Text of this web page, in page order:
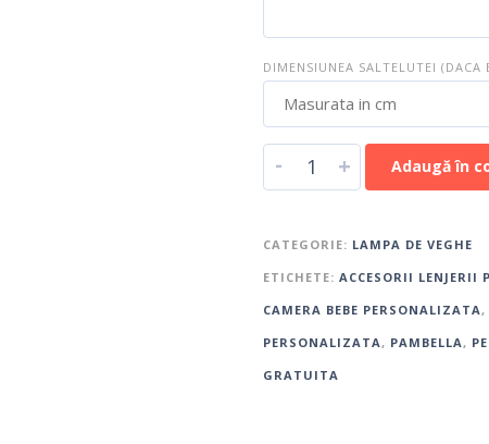
DIMENSIUNEA SALTELUTEI (DACA
- + Adaugă în
CATEGORIE: LAMPA DE VEGHE
ETICHETE: ACCESORII LENJERII
CAMERA BEBE PERSONALIZATA ,
PERSONALIZATA , PAMBELLA ,
GRATUITA